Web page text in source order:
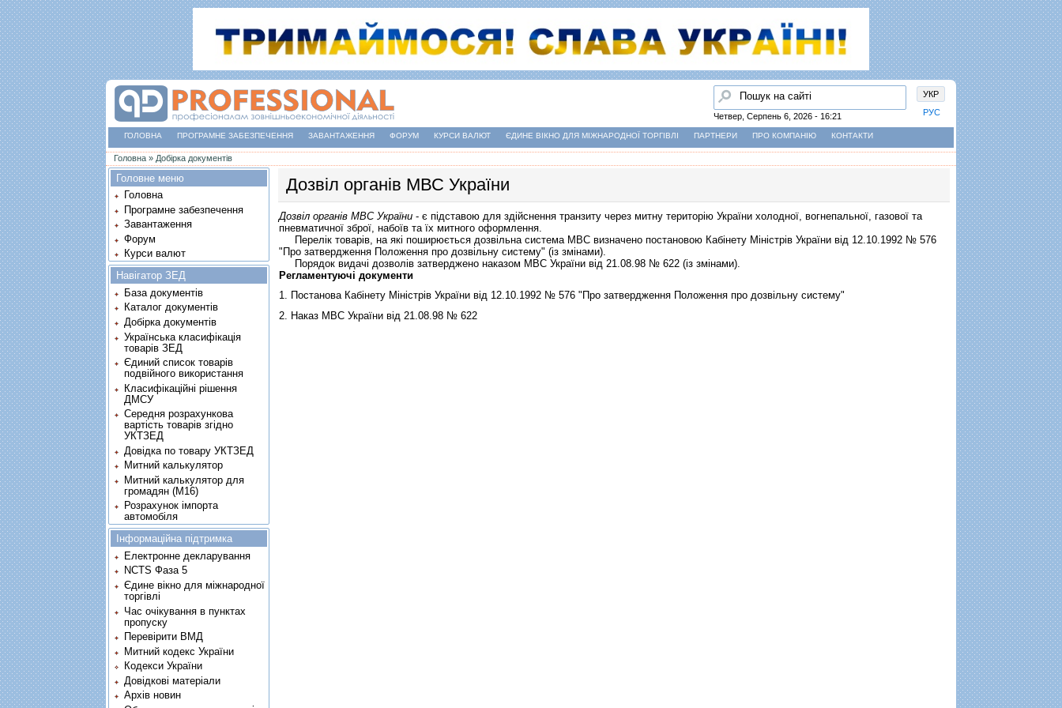
УКР
РУС
Пошук
Четвер, Серпень 6, 2026 - 16:21
ГОЛОВНА ПРОГРАМНЕ ЗАБЕЗПЕЧЕННЯ ЗАВАНТАЖЕННЯ ФОРУМ КУРСИ ВАЛЮТ ЄДИНЕ ВІКНО ДЛЯ МІЖНАРОДНОЇ ТОРГІВЛІ ПАРТНЕРИ ПРО КОМПАНІЮ КОНТАКТИ
Ви є тут
Головна » Добірка документів
Дозвiл органiв МВС України
Дозвiл органiв МВС України - є пiдставою для здійснення транзиту через митну територiю України холодної, вогнепальної, газової та
пневматичної зброї, набоїв та їх митного оформлення.
Перелік товарів, на які поширюється дозвiльна система МВС визначенопостановою Кабінету Міністрів України від 12.10.1992 № 576
"Про затвердження Положення про дозвiльну систему" (із змінами).
Порядок видачі дозволів затвердженонаказом МВС України від 21.08.98 № 622(із змінами).
Регламентуючі документи
1. Постанова Кабінету Міністрів України від 12.10.1992 № 576 "Про затвердження Положення про дозвiльну систему"
2. Наказ МВС України від 21.08.98 № 622
Головне меню
Головна
Програмне забезпечення
Завантаження
Форум
Курси валют
Навігатор ЗЕД
База документів
Каталог документів
Добірка документів
Українська класифікація
товарів ЗЕД
Єдиний список товарів
подвійного використання
Класифікаційні рішення
ДМСУ
Середня розрахункова
вартість товарів згідно
УКТЗЕД
Довідка по товару УКТЗЕД
Митний калькулятор
Митний калькулятор для
громадян (М16)
Розрахунок імпорта
автомобіля
Інформаційна підтримка
Електронне декларування
NCTS Фаза 5
Єдине вікно для міжнародної
торгівлі
Час очікування в пунктах
пропуску
Перевірити ВМД
Митний кодекс України
Кодекси України
Довідкові матеріали
Архів новин